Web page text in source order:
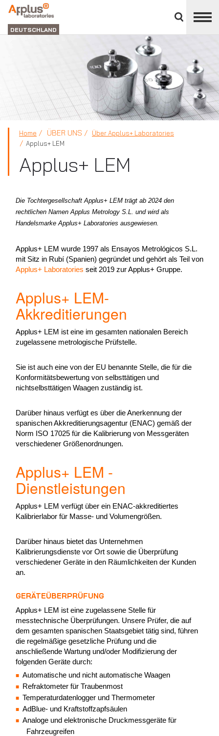
schließen
ABTEILUNG
LABORATORIEN
DEUTSCHLAND
Home ÜBER UNS
Über Applus+ Laboratories
Applus+ LEM
Applus+ LEM
Die Tochtergesellschaft Applus+ LEM trägt ab 2024 den
rechtlichen Namen Applus Metrology S.L. und wird als
Handelsmarke Applus+ Laboratories ausgewiesen.
Applus+ LEM wurde 1997 als Ensayos Metrológicos S.L.
mit Sitz in Rubí (Spanien) gegründet und gehört als Teil von
Applus+ Laboratories seit 2019 zur Applus+ Gruppe.
Applus+ LEM-
Akkreditierungen
Applus+ LEM ist eine im gesamten nationalen Bereich
zugelassene metrologische Prüfstelle.
Sie ist auch eine von der EU benannte Stelle, die für die
Konformitätsbewertung von selbsttätigen und
nichtselbsttätigen Waagen zuständig ist.
Darüber hinaus verfügt es über die Anerkennung der
spanischen Akkreditierungsagentur (ENAC) gemäß der
Norm ISO 17025 für die Kalibrierung von Messgeräten
verschiedener Größenordnungen.
Applus+ LEM -
Dienstleistungen
Applus+ LEM verfügt über ein ENAC-akkreditiertes
Kalibrierlabor für Masse- und Volumengrößen.
Darüber hinaus bietet das Unternehmen
Kalibrierungsdienste vor Ort sowie die Überprüfung
verschiedener Geräte in den Räumlichkeiten der Kunden
an.
GERÄTEÜBERPRÜFUNG
Applus+ LEM ist eine zugelassene Stelle für
messtechnische Überprüfungen. Unsere Prüfer, die auf
dem gesamten spanischen Staatsgebiet tätig sind, führen
die regelmäßige gesetzliche Prüfung und die
anschließende Wartung und/oder Modifizierung der
folgenden Geräte durch:
Automatische und nicht automatische Waagen
Refraktometer für Traubenmost
Temperaturdatenlogger und Thermometer
AdBlue- und Kraftstoffzapfsäulen
Analoge und elektronische Druckmessgeräte für
Fahrzeugreifen